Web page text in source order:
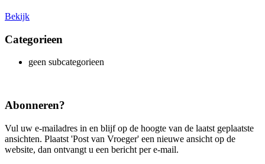
Bekijk
Categorieen
geen subcategorieen
Abonneren?
Vul uw e-mailadres in en blijf op de hoogte van de laatst geplaatste
ansichten. Plaatst 'Post van Vroeger' een nieuwe ansicht op de
website, dan ontvangt u een bericht per e-mail.